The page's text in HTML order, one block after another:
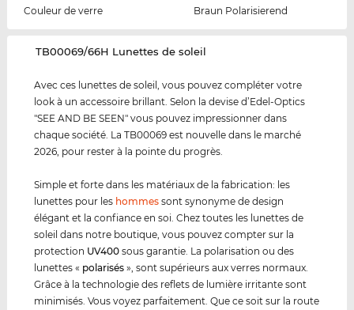
Couleur de verre
Braun Polarisierend
‌TB00069/66H Lunettes de soleil
Avec ces lunettes de soleil, vous pouvez compléter votre
look à un accessoire brillant. Selon la devise d’Edel-Optics
"SEE AND BE SEEN" vous pouvez impressionner dans
chaque société. La TB00069 est nouvelle dans le marché
2026, pour rester à la pointe du progrès.
Simple et forte dans les matériaux de la fabrication: les
lunettes pour les hommes sont synonyme de design
élégant et la confiance en soi. Chez toutes les lunettes de
soleil dans notre boutique, vous pouvez compter sur la
protection UV400 sous garantie. La polarisation ou des
lunettes « polarisés », sont supérieurs aux verres normaux.
Grâce à la technologie des reflets de lumière irritante sont
minimisés. Vous voyez parfaitement. Que ce soit sur la route